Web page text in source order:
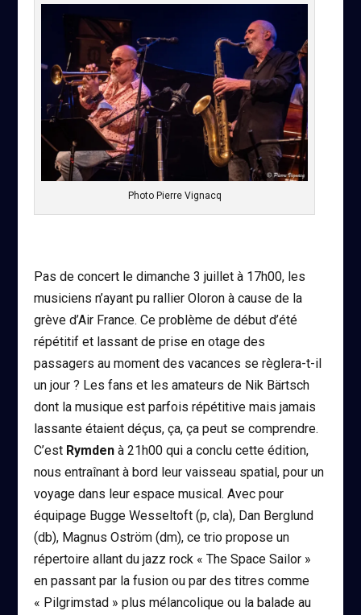
Photo Pierre Vignacq
Pas de concert le dimanche 3 juillet à 17h00, les
musiciens n’ayant pu rallier Oloron à cause de la
grève d’Air France. Ce problème de début d’été
répétitif et lassant de prise en otage des
passagers au moment des vacances se règlera-t-il
un jour ? Les fans et les amateurs de Nik Bärtsch
dont la musique est parfois répétitive mais jamais
lassante étaient déçus, ça, ça peut se comprendre.
C’est Rymden à 21h00 qui a conclu cette édition,
nous entraînant à bord leur vaisseau spatial, pour un
voyage dans leur espace musical. Avec pour
équipage Bugge Wesseltoft (p, cla), Dan Berglund
(db), Magnus Oström (dm), ce trio propose un
répertoire allant du jazz rock « The Space Sailor »
en passant par la fusion ou par des titres comme
« Pilgrimstad » plus mélancolique ou la balade au